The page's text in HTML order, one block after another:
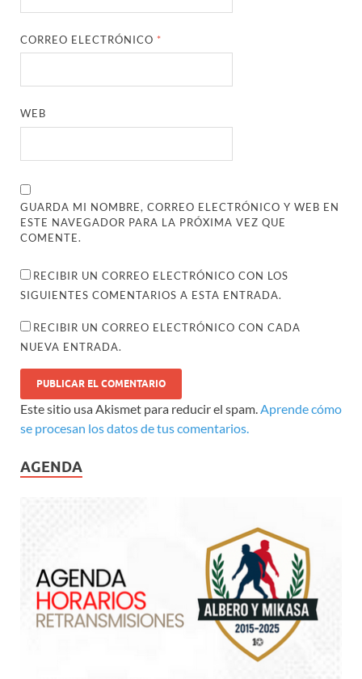
CORREO ELECTRÓNICO *
WEB
GUARDA MI NOMBRE, CORREO ELECTRÓNICO Y WEB EN
ESTE NAVEGADOR PARA LA PRÓXIMA VEZ QUE
COMENTE.
RECIBIR UN CORREO ELECTRÓNICO CON LOS
SIGUIENTES COMENTARIOS A ESTA ENTRADA.
RECIBIR UN CORREO ELECTRÓNICO CON CADA
NUEVA ENTRADA.
Este sitio usa Akismet para reducir el spam. Aprende cómo
se procesan los datos de tus comentarios.
AGENDA